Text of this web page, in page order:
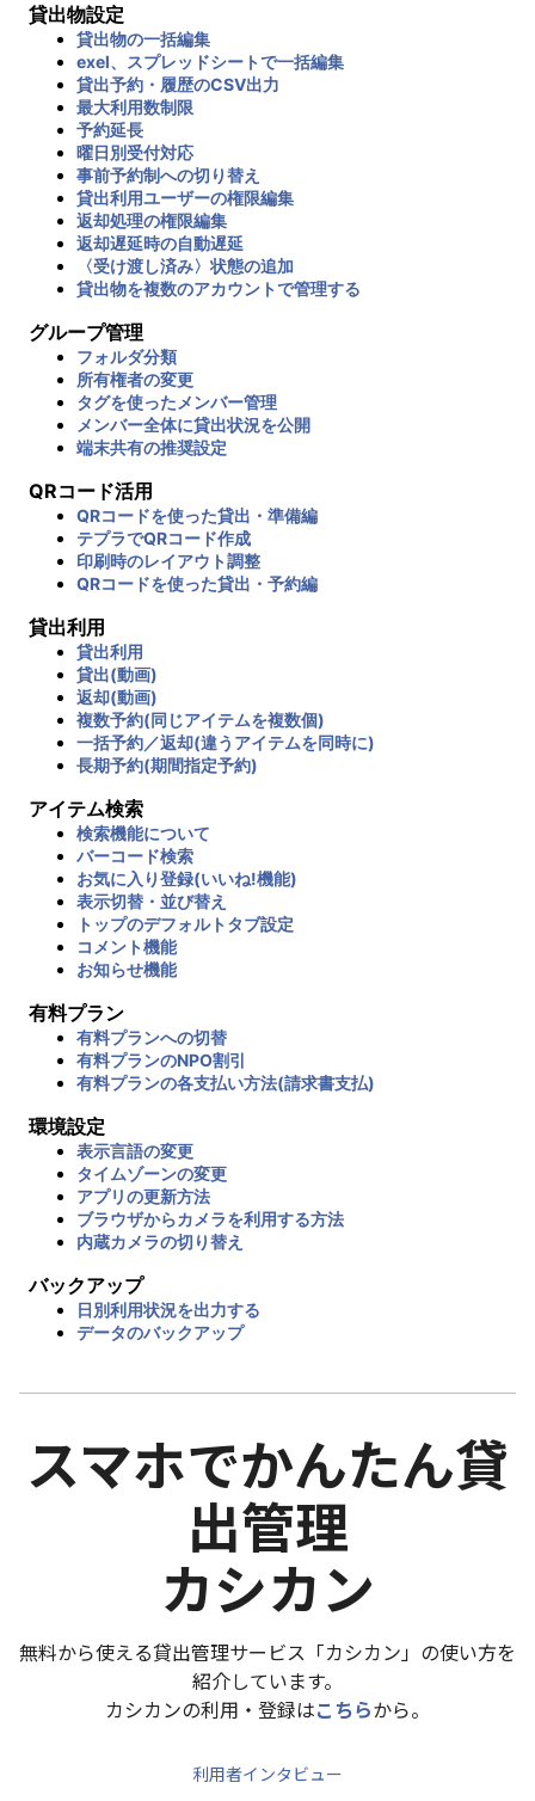
貸出物設定
貸出物の一括編集
exel、スプレッドシートで一括編集
貸出予約・履歴のCSV出力
最大利用数制限
予約延長
曜日別受付対応
事前予約制への切り替え
貸出利用ユーザーの権限編集
返却処理の権限編集
返却遅延時の自動遅延
〈受け渡し済み〉状態の追加
貸出物を複数のアカウントで管理する
グループ管理
フォルダ分類
所有権者の変更
タグを使ったメンバー管理
メンバー全体に貸出状況を公開
端末共有の推奨設定
QRコード活用
QRコードを使った貸出・準備編
テプラでQRコード作成
印刷時のレイアウト調整
QRコードを使った貸出・予約編
貸出利用
貸出利用
貸出(動画)
返却(動画)
複数予約(同じアイテムを複数個)
一括予約／返却(違うアイテムを同時に)
長期予約(期間指定予約)
アイテム検索
検索機能について
バーコード検索
お気に入り登録(いいね!機能)
表示切替・並び替え
トップのデフォルトタブ設定
コメント機能
お知らせ機能
有料プラン
有料プランへの切替
有料プランのNPO割引
有料プランの各支払い方法(請求書支払)
環境設定
表示言語の変更
タイムゾーンの変更
アプリの更新方法
ブラウザからカメラを利用する方法
内蔵カメラの切り替え
バックアップ
日別利用状況を出力する
データのバックアップ
スマホでかんたん貸
出管理
カシカン
無料から使える貸出管理サービス「カシカン」の使い方を
紹介しています。
カシカンの利用・登録はこちらから。
利用者インタビュー